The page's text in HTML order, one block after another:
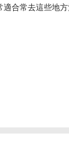
合常去這些地